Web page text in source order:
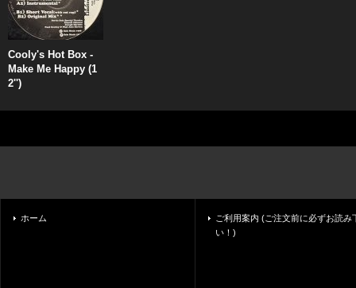
Cooly's Hot Box -
Make Me Happy (1
2'')
ホーム
ご利用案内 (ご注文前に必ずお読み
い！)